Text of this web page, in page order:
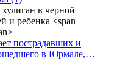
пострадавших и
в Юрмале,…